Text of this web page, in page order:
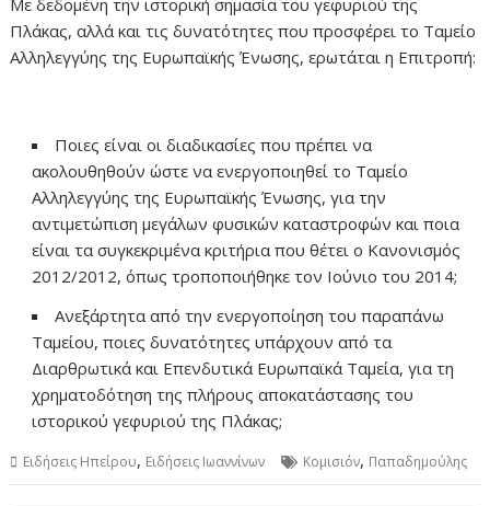
Με δεδομένη την ιστορική σημασία του γεφυριού της
Πλάκας, αλλά και τις δυνατότητες που προσφέρει το Ταμείο
Αλληλεγγύης της Ευρωπαϊκής Ένωσης, ερωτάται η Επιτροπή:
Ποιες είναι οι διαδικασίες που πρέπει να
ακολουθηθούν ώστε να ενεργοποιηθεί το Ταμείο
Αλληλεγγύης της Ευρωπαϊκής Ένωσης, για την
αντιμετώπιση μεγάλων φυσικών καταστροφών και ποια
είναι τα συγκεκριμένα κριτήρια που θέτει ο Κανονισμός
2012/2012, όπως τροποποιήθηκε τον Ιούνιο του 2014;
Ανεξάρτητα από την ενεργοποίηση του παραπάνω
Ταμείου, ποιες δυνατότητες υπάρχουν από τα
Διαρθρωτικά και Επενδυτικά Ευρωπαϊκά Ταμεία, για τη
χρηματοδότηση της πλήρους αποκατάστασης του
ιστορικού γεφυριού της Πλάκας;
Ειδήσεις Ηπείρου, Ειδήσεις Ιωαννίνων Κομισιόν, Παπαδημούλης